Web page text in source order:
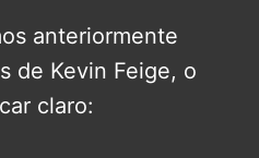
anteriormente
de Kevin Feige, o
claro: